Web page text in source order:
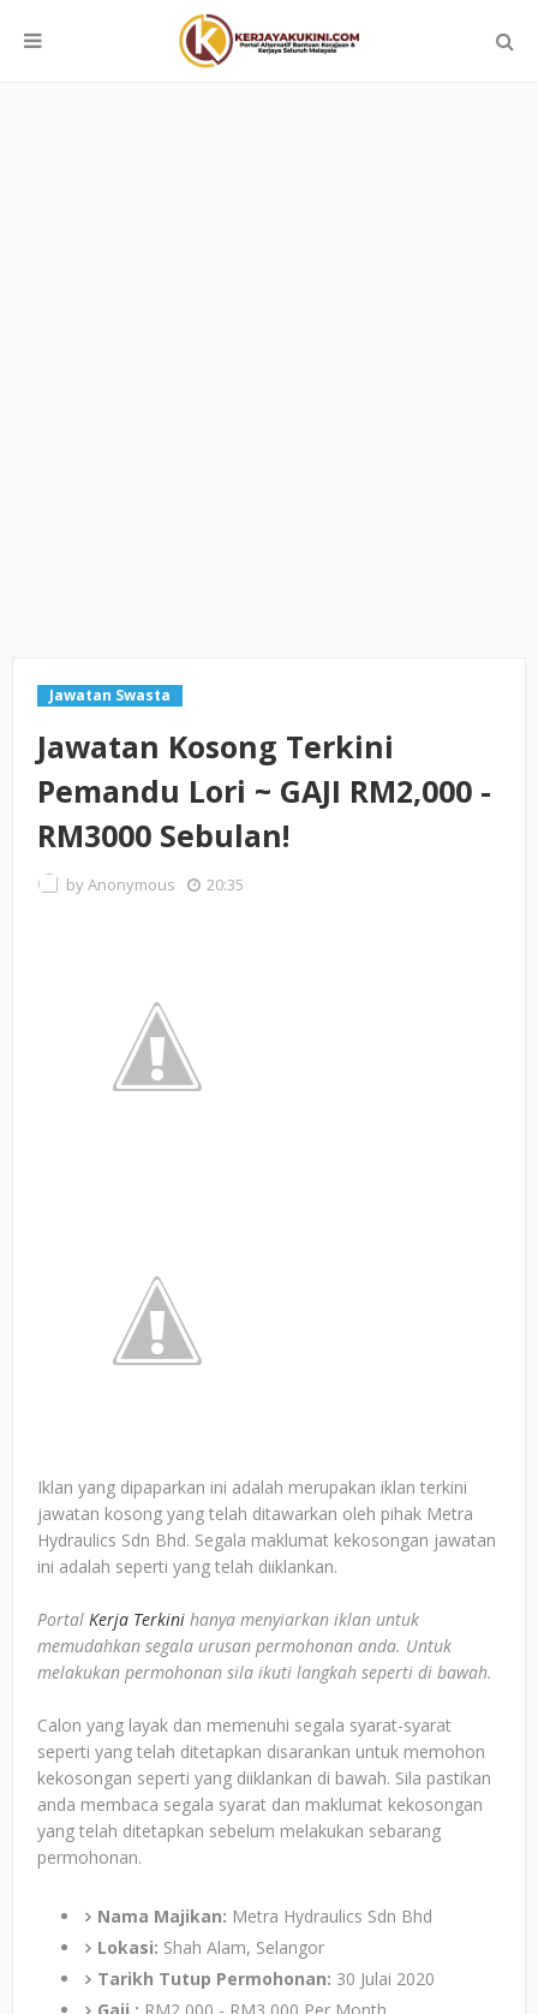
Jawatan Swasta
Jawatan Kosong Terkini
Pemandu Lori ~ GAJI RM2,000 -
RM3000 Sebulan!
byAnonymous 20:35
Iklan yang dipaparkan ini adalah merupakan iklan terkini
jawatan kosong yang telah ditawarkan oleh pihak Metra
Hydraulics Sdn Bhd. Segala maklumat kekosongan jawatan
ini adalah seperti yang telah diiklankan.
Portal Kerja Terkini hanya menyiarkan iklan untuk
memudahkan segala urusan permohonan anda. Untuk
melakukan permohonan sila ikuti langkah seperti di bawah.
Calon yang layak dan memenuhi segala syarat-syarat
seperti yang telah ditetapkan disarankan untuk memohon
kekosongan seperti yang diiklankan di bawah. Sila pastikan
anda membaca segala syarat dan maklumat kekosongan
yang telah ditetapkan sebelum melakukan sebarang
permohonan.
Nama Majikan: Metra Hydraulics Sdn Bhd
Lokasi: Shah Alam, Selangor
Tarikh Tutup Permohonan: 30 Julai 2020